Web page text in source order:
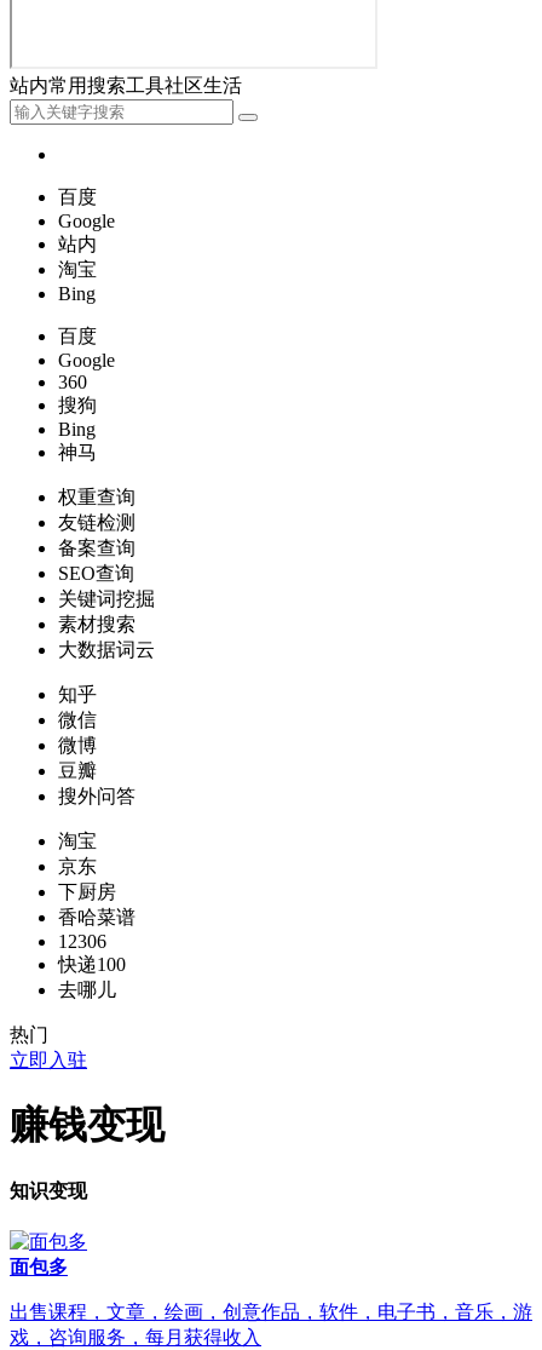
站内常用搜索工具社区生活
百度
Google
站内
淘宝
Bing
百度
Google
360
搜狗
Bing
神马
权重查询
友链检测
备案查询
SEO查询
关键词挖掘
素材搜索
大数据词云
知乎
微信
微博
豆瓣
搜外问答
淘宝
京东
下厨房
香哈菜谱
12306
快递100
去哪儿
热门
立即入驻
赚钱变现
知识变现
面包多
出售课程，文章，绘画，创意作品，软件，电子书，音乐，游
戏，咨询服务，每月获得收入